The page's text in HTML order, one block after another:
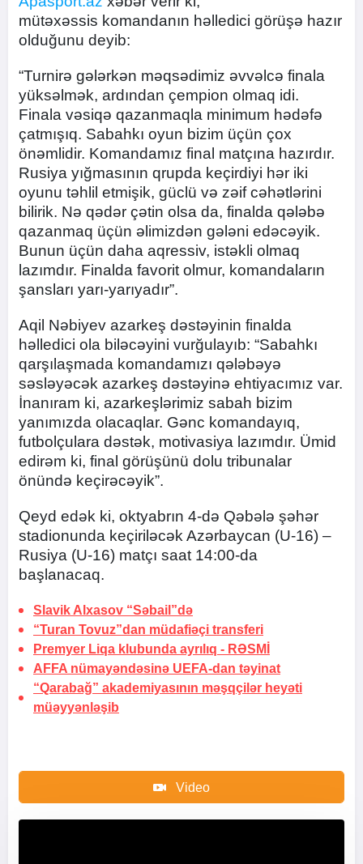
mütəxəssis komandanın həlledici görüşə hazır
olduğunu deyib:
“Turnirə gələrkən məqsədimiz əvvəlcə finala
yüksəlmək, ardından çempion olmaq idi.
Finala vəsiqə qazanmaqla minimum hədəfə
çatmışıq. Sabahkı oyun bizim üçün çox
önəmlidir. Komandamız final matçına hazırdır.
Rusiya yığmasının qrupda keçirdiyi hər iki
oyunu təhlil etmişik, güclü və zəif cəhətlərini
bilirik. Nə qədər çətin olsa da, finalda qələbə
qazanmaq üçün əlimizdən gələni edəcəyik.
Bunun üçün daha aqressiv, istəkli olmaq
lazımdır. Finalda favorit olmur, komandaların
şansları yarı-yarıyadır”.
Aqil Nəbiyev azarkeş dəstəyinin finalda
həlledici ola biləcəyini vurğulayıb: “Sabahkı
qarşılaşmada komandamızı qələbəyə
səsləyəcək azarkeş dəstəyinə ehtiyacımız var.
İnanıram ki, azarkeşlərimiz sabah bizim
yanımızda olacaqlar. Gənc komandayıq,
futbolçulara dəstək, motivasiya lazımdır. Ümid
edirəm ki, final görüşünü dolu tribunalar
önündə keçirəcəyik”.
Qeyd edək ki, oktyabrın 4-də Qəbələ şəhər
stadionunda keçiriləcək Azərbaycan (U-16) –
Rusiya (U-16) matçı saat 14:00-da
başlanacaq.
Slavik Alxasov “Səbail”də
“Turan Tovuz”dan müdafiəçi transferi
Premyer Liqa klubunda ayrılıq - RƏSMİ
AFFA nümayəndəsinə UEFA-dan təyinat
“Qarabağ” akademiyasının məşqçilər heyəti
müəyyənləşib
Video